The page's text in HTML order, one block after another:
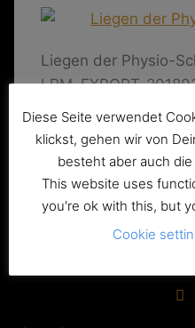
Liegen der Physio-
Lost Place: Pflege
Diese Seite verwendet
klickst, gehen wir von
besteht aber auch
This website uses
you're ok with this, but
Cookie